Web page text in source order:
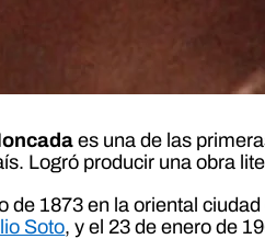
es una de las
Logró producir una obra
de 1873 en la oriental ciudad
Soto, y el 23 de enero de